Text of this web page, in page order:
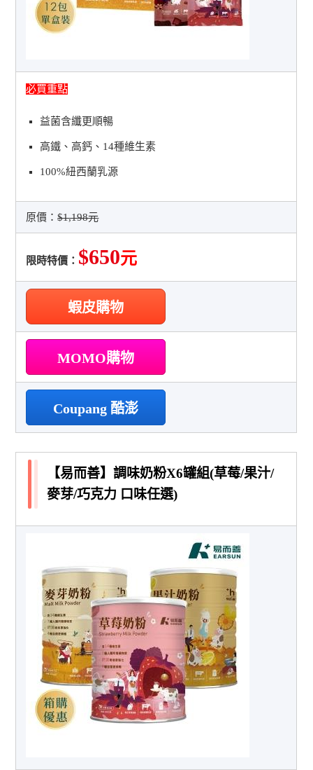
必買重點
益菌含纖更順暢
高鐵、高鈣、14種維生素
100%紐西蘭乳源
原價：$1,198元
限時特價： $650元
蝦皮購物
MOMO購物
Coupang 酷澎
【易而善】調味奶粉X6罐組(草莓/果汁/
麥芽/巧克力 口味任選)